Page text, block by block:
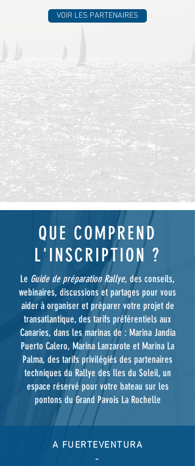
VOIR LES PARTENAIRES
QUE COMPREND
L'INSCRIPTION ?
Le Guide de préparation Rallye, des conseils,
webinaires, discussions et partages pour vous
aider à organiser et préparer votre projet de
transatlantique, des tarifs préférentiels aux
Canaries, dans les marinas de : Marina Jandia
Puerto Calero, Marina Lanzarote et Marina La
Palma, des tarifs privilégiés des partenaires
techniques du Rallye des Iles du Soleil, un
espace réservé pour votre bateau sur les
pontons du Grand Pavois La Rochelle
A FUERTEVENTURA
-